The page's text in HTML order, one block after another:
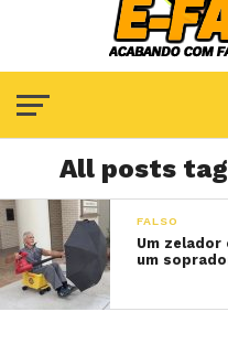
All posts
FALSO
Um zelador
um